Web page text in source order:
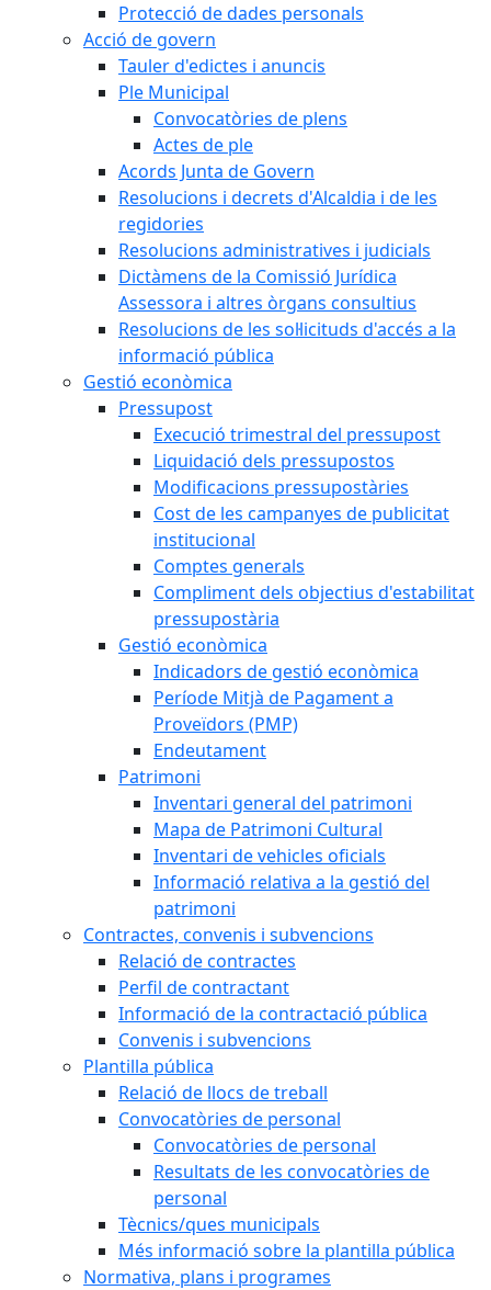
Protecció de dades personals
Acció de govern
Tauler d'edictes i anuncis
Ple Municipal
Convocatòries de plens
Actes de ple
Acords Junta de Govern
Resolucions i decrets d'Alcaldia i de les
regidories
Resolucions administratives i judicials
Dictàmens de la Comissió Jurídica
Assessora i altres òrgans consultius
Resolucions de les sol·licituds d'accés a la
informació pública
Gestió econòmica
Pressupost
Execució trimestral del pressupost
Liquidació dels pressupostos
Modificacions pressupostàries
Cost de les campanyes de publicitat
institucional
Comptes generals
Compliment dels objectius d'estabilitat
pressupostària
Gestió econòmica
Indicadors de gestió econòmica
Període Mitjà de Pagament a
Proveïdors (PMP)
Endeutament
Patrimoni
Inventari general del patrimoni
Mapa de Patrimoni Cultural
Inventari de vehicles oficials
Informació relativa a la gestió del
patrimoni
Contractes, convenis i subvencions
Relació de contractes
Perfil de contractant
Informació de la contractació pública
Convenis i subvencions
Plantilla pública
Relació de llocs de treball
Convocatòries de personal
Convocatòries de personal
Resultats de les convocatòries de
personal
Tècnics/ques municipals
Més informació sobre la plantilla pública
Normativa, plans i programes